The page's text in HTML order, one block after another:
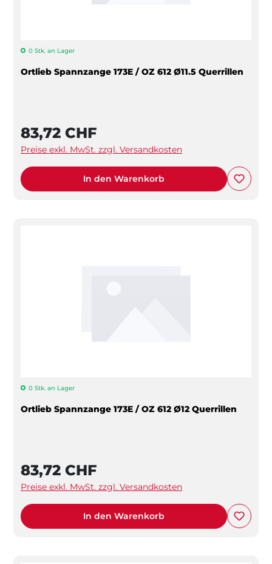
0 Stk. an Lager
Ortlieb Spannzange 173E / OZ 612 Ø11.5 Querrillen
83,72 CHF
Preise exkl. MwSt. zzgl. Versandkosten
In den Warenkorb
0 Stk. an Lager
Ortlieb Spannzange 173E / OZ 612 Ø12 Querrillen
83,72 CHF
Preise exkl. MwSt. zzgl. Versandkosten
In den Warenkorb